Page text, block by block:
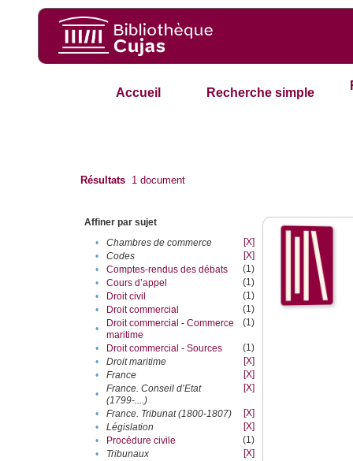
Accueil Recherche simple
Résultats 1 document
Affiner par sujet
•
Chambres de commerce
[X]
•
Codes
[X]
•
Comptes-rendus des débats
(1)
•
Cours d’appel
(1)
•
Droit civil
(1)
•
Droit commercial
(1)
•
Droit commercial - Commerce
maritime
(1)
• Droit commercial - Sources
(1)
•
Droit maritime
[X]
•
France
[X]
•
France. Conseil d’Etat
(1799-....)
[X]
• France. Tribunat (1800-1807)
[X]
•
Législation
[X]
•
Procédure civile
(1)
•
Tribunaux
[X]